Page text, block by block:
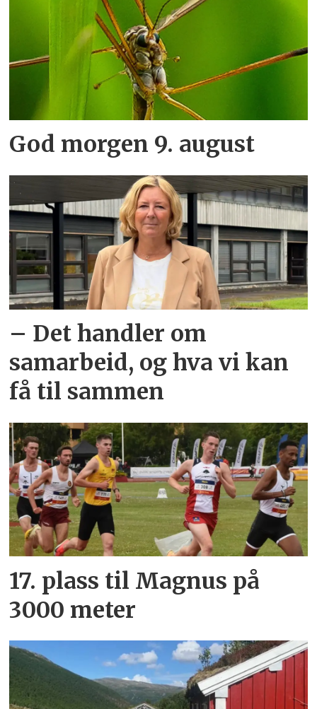
God morgen 9. august
– Det handler om
samarbeid, og hva vi kan
få til sammen
17. plass til Magnus på
3000 meter